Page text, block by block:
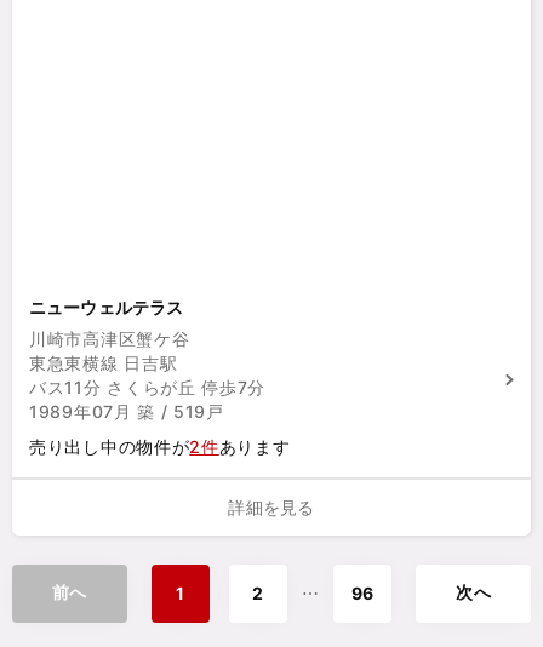
ニューウェルテラス
川崎市高津区蟹ケ谷
東急東横線 日吉駅
バス11分 さくらが丘 停歩7分
1989年07月 築 / 519戸
売り出し中の物件が2件あります
詳細を見る
前へ 1 2 ⋯ 96 次へ